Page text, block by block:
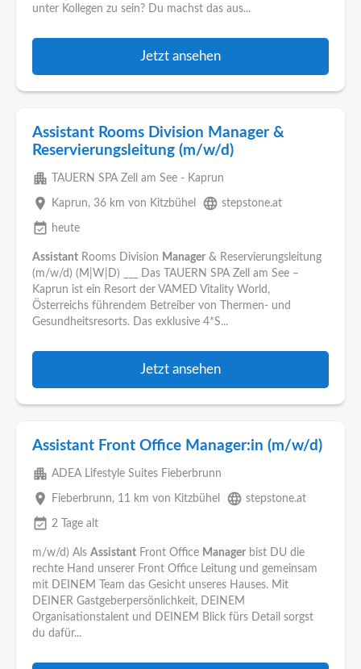
unter Kollegen zu sein? Du machst das aus...
Jetzt ansehen
Assistant Rooms Division Manager &
Reservierungsleitung (m/w/d)
apartment TAUERN SPA Zell am See - Kaprun
place Kaprun, 36 km von Kitzbühel language stepstone.at
event_available heute
Assistant Rooms Division Manager & Reservierungsleitung
(m/w/d) (M|W|D) ___ Das TAUERN SPA Zell am See –
Kaprun ist ein Resort der VAMED Vitality World,
Österreichs führendem Betreiber von Thermen- und
Gesundheitsresorts. Das exklusive 4*S...
Jetzt ansehen
Assistant Front Office Manager:in (m/w/d)
apartment ADEA Lifestyle Suites Fieberbrunn
place Fieberbrunn, 11 km von Kitzbühel language stepstone.at
event_available 2 Tage alt
m/w/d) Als Assistant Front Office Manager bist DU die
rechte Hand unserer Front Office Leitung und gemeinsam
mit DEINEM Team das Gesicht unseres Hauses. Mit
DEINER Gastgeberpersönlichkeit, DEINEM
Organisationstalent und DEINEM Blick fürs Detail sorgst
du dafür...